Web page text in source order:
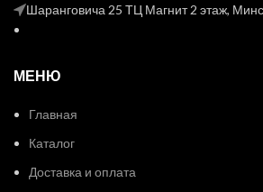
Шаранговича 25 ТЦ Магнит 2 этаж,
МЕНЮ
Главная
Каталог
Доставка и оплата